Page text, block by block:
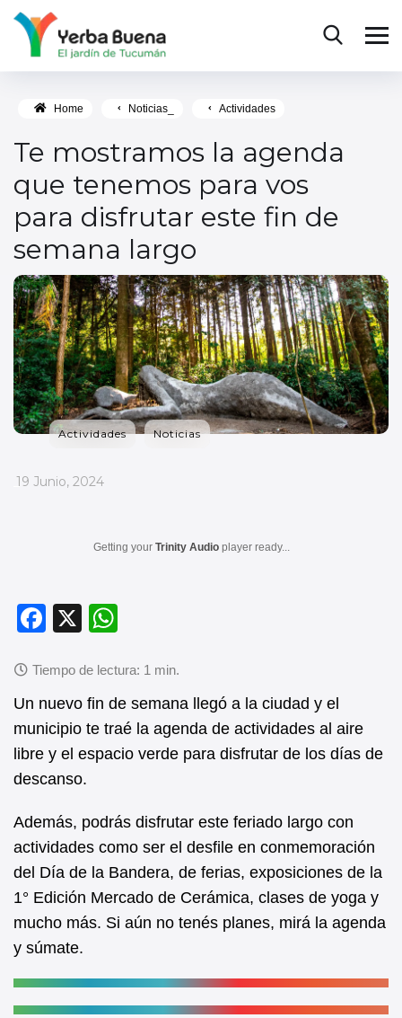
Home Noticias_ Actividades
Te mostramos la agenda
que tenemos para vos
para disfrutar este fin de
semana largo
Actividades Noticias
_
19 Junio, 2024
Getting your Trinity Audio player ready...
F
c
e
b
o
o
k
X
at
s
A
p
Un nuevo fin de semana llegó a la ciudad y el
municipio te traé la agenda de actividades al aire
libre y el espacio verde para disfrutar de los días de
descanso.
Además, podrás disfrutar este feriado largo con
actividades como ser el desfile en conmemoración
del Día de la Bandera, de ferias, exposiciones de la
1° Edición Mercado de Cerámica, clases de yoga y
mucho más. Si aún no tenés planes, mirá la agenda
y súmate.